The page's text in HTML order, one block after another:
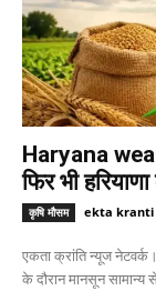
Haryana
फिर भी
कृषि मौसम ekta kranti
एकता क्रांति न्यूज
के दौरान मानसून